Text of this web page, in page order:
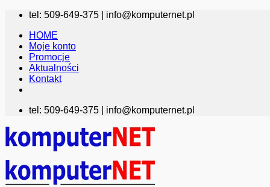
Przewiń
zawartości
tel: 509-649-375 | info@komputernet.pl
HOME
Moje konto
Promocje
Aktualności
Kontakt
tel: 509-649-375 | info@komputernet.pl